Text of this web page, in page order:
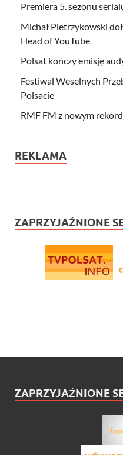
Premiera 5. sezonu
Michał Pietrzykowski
Head of YouTube
Polsat kończy emisję
Festiwal Weselnych
Polsacie
RMF FM z nowym
REKLAMA
ZAPRZYJAŹNIONE
ZAPRZYJAŹNIONE